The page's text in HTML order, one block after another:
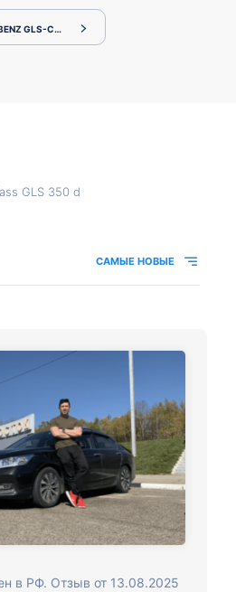
GLS-CLASS X166.824
GLS 350 d
САМЫЕ НОВЫЕ
в РФ. Отзыв от 13.08.2025